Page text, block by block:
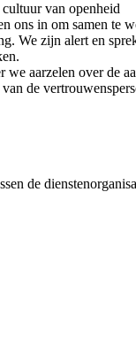
van openheid
ons in om samen te
We zijn alert en
we aarzelen over de
van de
de